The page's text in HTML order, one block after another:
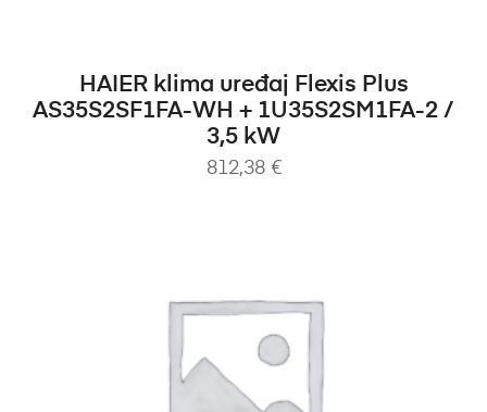
DODAJ U KOŠARICU
HAIER klima uređaj Flexis Plus
AS35S2SF1FA-WH + 1U35S2SM1FA-2 /
3,5 kW
812,38 €